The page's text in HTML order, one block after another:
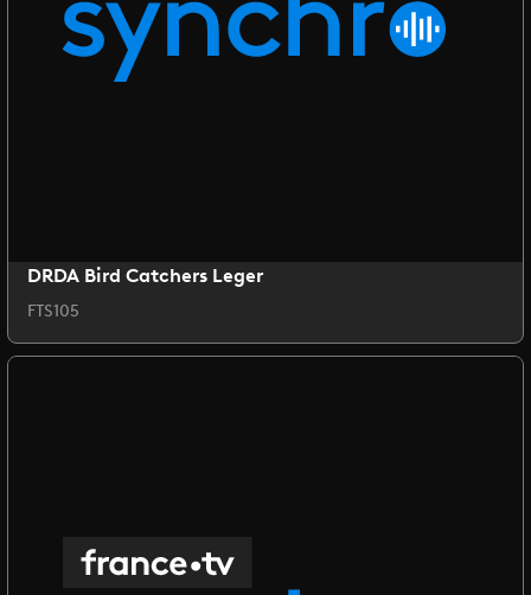
DRDA Bird Catchers Leger
FTS105